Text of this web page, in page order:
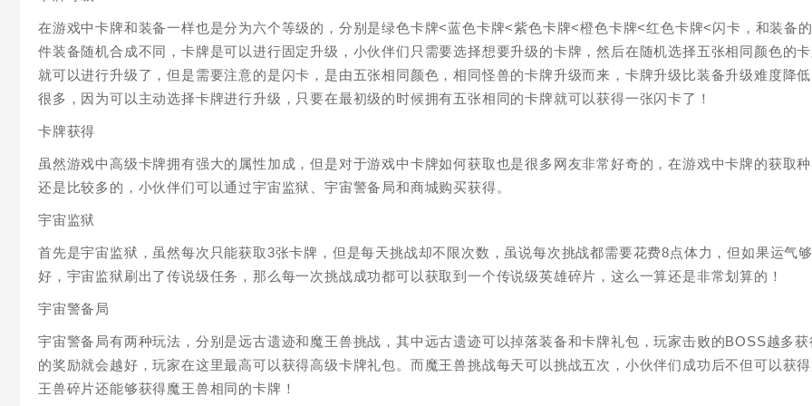
在游戏中卡牌和装备一样也是分为六个等级的，分别是绿色卡牌<蓝色卡牌<紫色卡牌<橙色卡牌<红色卡牌<闪卡，和装备
件装备随机合成不同，卡牌是可以进行固定升级，小伙伴们只需要选择想要升级的卡牌，然后在随机选择五张相同颜色的卡
就可以进行升级了，但是需要注意的是闪卡，是由五张相同颜色，相同怪兽的卡牌升级而来，卡牌升级比装备升级难度降低
很多，因为可以主动选择卡牌进行升级，只要在最初级的时候拥有五张相同的卡牌就可以获得一张闪卡了！
卡牌获得
虽然游戏中高级卡牌拥有强大的属性加成，但是对于游戏中卡牌如何获取也是很多网友非常好奇的，在游戏中卡牌的获取
还是比较多的，小伙伴们可以通过宇宙监狱、宇宙警备局和商城购买获得。
宇宙监狱
首先是宇宙监狱，虽然每次只能获取3张卡牌，但是每天挑战却不限次数，虽说每次挑战都需要花费8点体力，但如果运气够
好，宇宙监狱刷出了传说级任务，那么每一次挑战成功都可以获取到一个传说级英雄碎片，这么一算还是非常划算的！
宇宙警备局
宇宙警备局有两种玩法，分别是远古遗迹和魔王兽挑战，其中远古遗迹可以掉落装备和卡牌礼包，玩家击败的BOSS越多获
的奖励就会越好，玩家在这里最高可以获得高级卡牌礼包。而魔王兽挑战每天可以挑战五次，小伙伴们成功后不但可以获得
王兽碎片还能够获得魔王兽相同的卡牌！